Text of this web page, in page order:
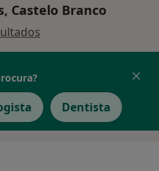
Castelo Branco
Dentista